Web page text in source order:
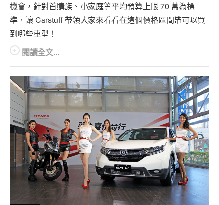
機會，針對首購族、小家庭等平均預算上限 70 萬為標
準，讓 Carstuff 帶領大家來看看在這個價格區間帶可以買
到哪些車型！
閱讀全文...